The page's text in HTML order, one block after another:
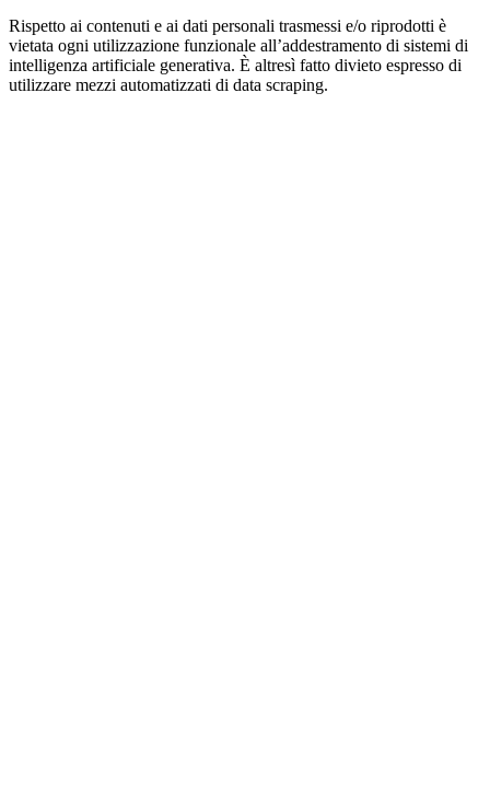
Rispetto ai contenuti e ai dati personali trasmessi e/o riprodotti è
vietata ogni utilizzazione funzionale all’addestramento di sistemi di
intelligenza artificiale generativa. È altresì fatto divieto espresso di
utilizzare mezzi automatizzati di data scraping.